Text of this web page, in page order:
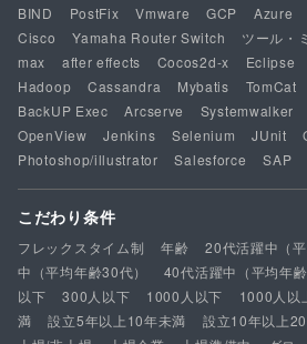
BIND
PostFix Vmware GCP Azure
Cisco
Yamaha Router Switch ツール・
max
after effects Cocos2d-x Eclipse
Hadoop
Cassandra Mybatis TomCat
BackUP Exec
Arcserve Systemwalker
OpenView
Jenkins Selenium JUnit
Photoshop/illustrator
Salesforce SAP
こだわり条件
フレックスタイム制 年齢 20代活躍中（
中（平均年齢30代）
40代活躍中（平均年齢
以下
300人以下 1000人以下 1000人以
満
設立5年以上10年未満 設立10年以上